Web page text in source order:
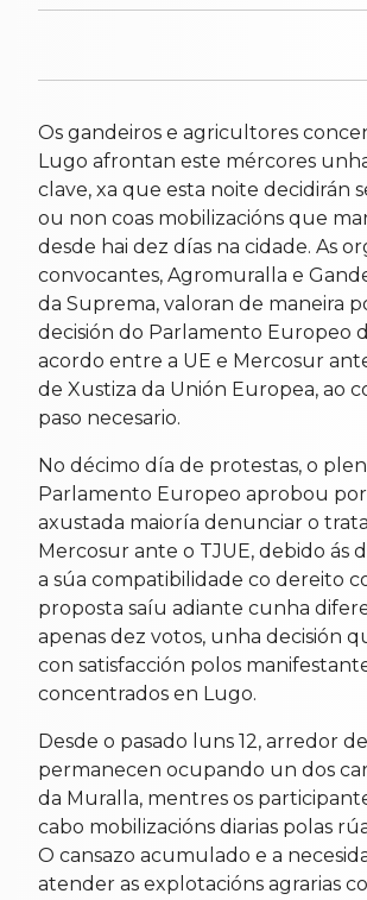
Os gandeiros e agricultores
Lugo afrontan este mércores
clave, xa que esta noite decidirán
ou non coas mobilizacións que
desde hai dez días na cidade. As
convocantes, Agromuralla e
da Suprema, valoran de maneira
decisión do Parlamento Europeo
acordo entre a UE e Mercosur
de Xustiza da Unión Europea, ao
paso necesario.
No décimo día de protestas, o
Parlamento Europeo aprobou
axustada maioría denunciar o
Mercosur ante o TJUE, debido ás
a súa compatibilidade co dereito
proposta saíu adiante cunha
apenas dez votos, unha decisión
con satisfacción polos
concentrados en Lugo.
Desde o pasado luns 12, arredor
permanecen ocupando un dos
da Muralla, mentres os
cabo mobilizacións diarias polas
O cansazo acumulado e a
atender as explotacións agrarias